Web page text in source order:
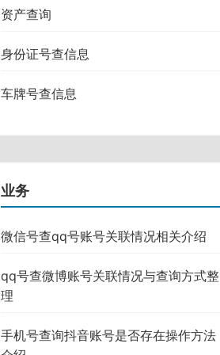
资产查询
身份证号查信息
车牌号查信息
业务
微信号查qq号账号关联情况相关介绍
qq号查微博账号关联情况与查询方式整
理
手机号查询抖音账号是否存在操作方法